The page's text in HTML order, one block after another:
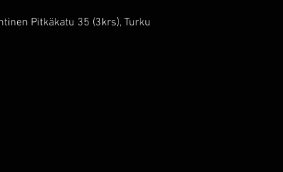
Pitkäkatu 35 (3krs), Turku